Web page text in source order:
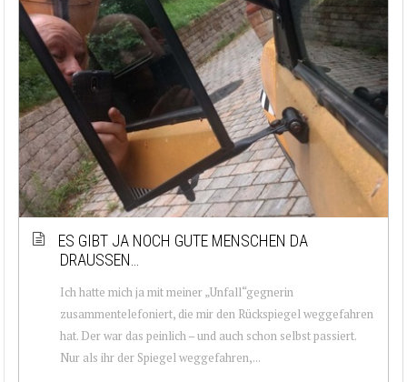
ES GIBT JA NOCH GUTE MENSCHEN DA
DRAUSSEN…
Ich hatte mich ja mit meiner „Unfall“gegnerin
zusammentelefoniert, die mir den Rückspiegel weggefahren
hat. Der war das peinlich – und auch schon selbst passiert.
Nur als ihr der Spiegel weggefahren,...